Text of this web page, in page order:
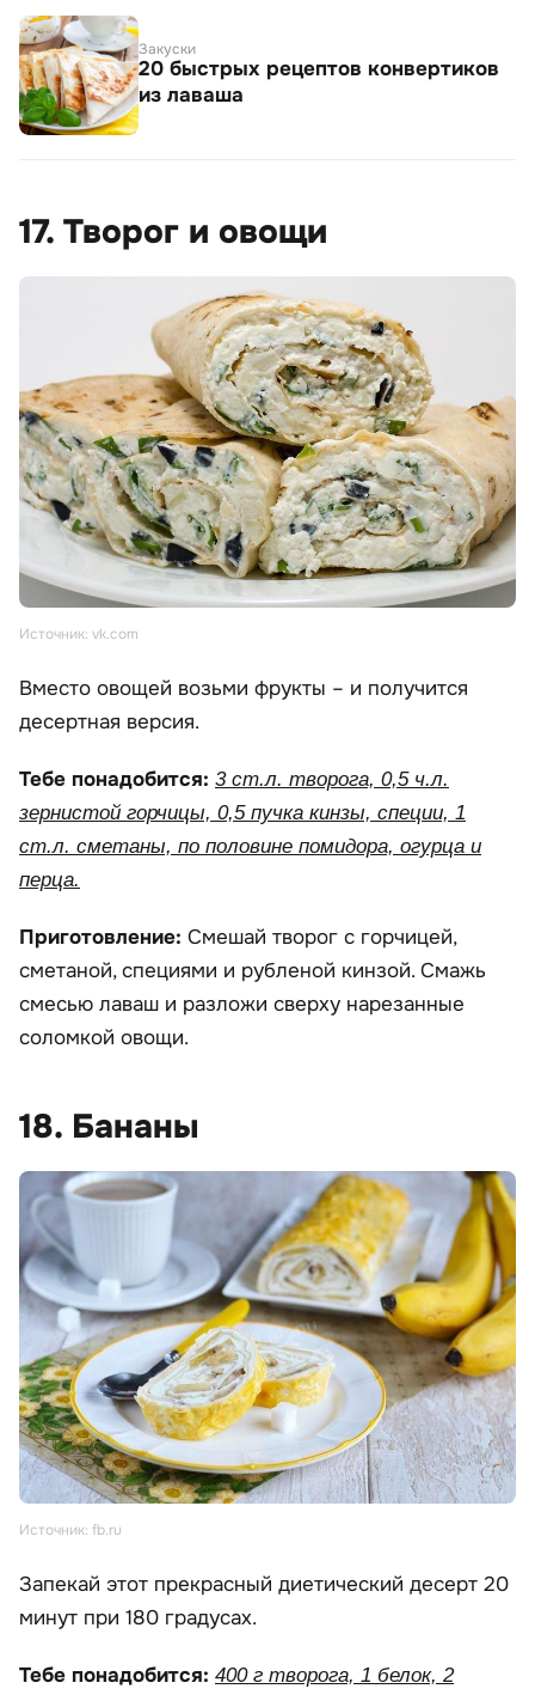
Закуски
20 быстрых рецептов конвертиков
из лаваша
17. Творог и овощи
Источник: vk.com
Вместо овощей возьми фрукты – и получится
десертная версия.
Тебе понадобится: 3 ст.л. творога, 0,5 ч.л.
зернистой горчицы, 0,5 пучка кинзы, специи, 1
ст.л. сметаны, по половине помидора, огурца и
перца.
Приготовление: Смешай творог с горчицей,
сметаной, специями и рубленой кинзой. Смажь
смесью лаваш и разложи сверху нарезанные
соломкой овощи.
18. Бананы
Источник: fb.ru
Запекай этот прекрасный диетический десерт 20
минут при 180 градусах.
Тебе понадобится: 400 г творога, 1 белок, 2